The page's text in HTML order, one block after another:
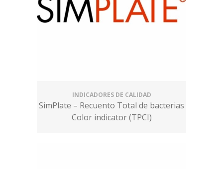
INDICADORES DE CALIDAD
SimPlate – Recuento Total de bacterias
Color indicator (TPCI)